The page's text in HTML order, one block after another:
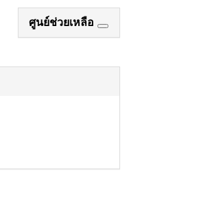
ศูนย์ช่วยเหลือ